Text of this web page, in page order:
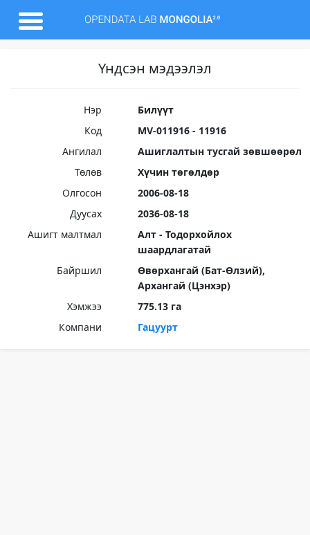
Үндсэн мэдээлэл
Нэр
Билүүт
Код
MV-011916 - 11916
Ангилал
Ашиглалтын тусгай зөвшөөрөл
Төлөв
Хүчин төгөлдөр
Олгосон
2006-08-18
Дуусах
2036-08-18
Ашигт малтмал
Алт - Тодорхойлох
шаардлагатай
Байршил
Өвөрхангай (Бат-Өлзий),
Архангай (Цэнхэр)
Хэмжээ
775.13 га
Компани
Гацуурт